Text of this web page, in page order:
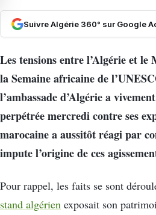
Suivre Algérie 360° sur Google
Les tensions entre l’Algérie et le
la Semaine africaine de
l’ambassade d’Algérie a
perpétrée mercredi contre ses
marocaine a aussitôt réagi par
impute l’origine de ces
Pour rappel, les faits se sont
stand algérien exposait son